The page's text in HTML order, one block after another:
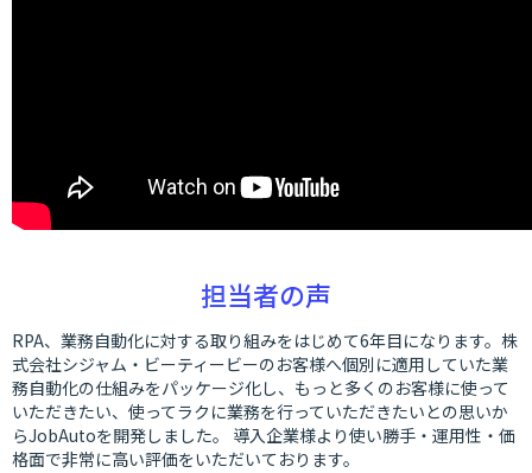
担当者の声
RPA、業務自動化に対する取り組みをはじめて6年目になります。株
式会社シジャム・ビーティービーのお客様へ個別に適用していた業
務自動化の仕組みをパッケージ化し、もっと多くのお客様に使って
いただきたい、使ってラクに業務を行っていただきたいとの思いか
らJobAutoを開発しました。 導入企業様より使い勝手・運用性・価
格面で非常に高い評価をいただいております。